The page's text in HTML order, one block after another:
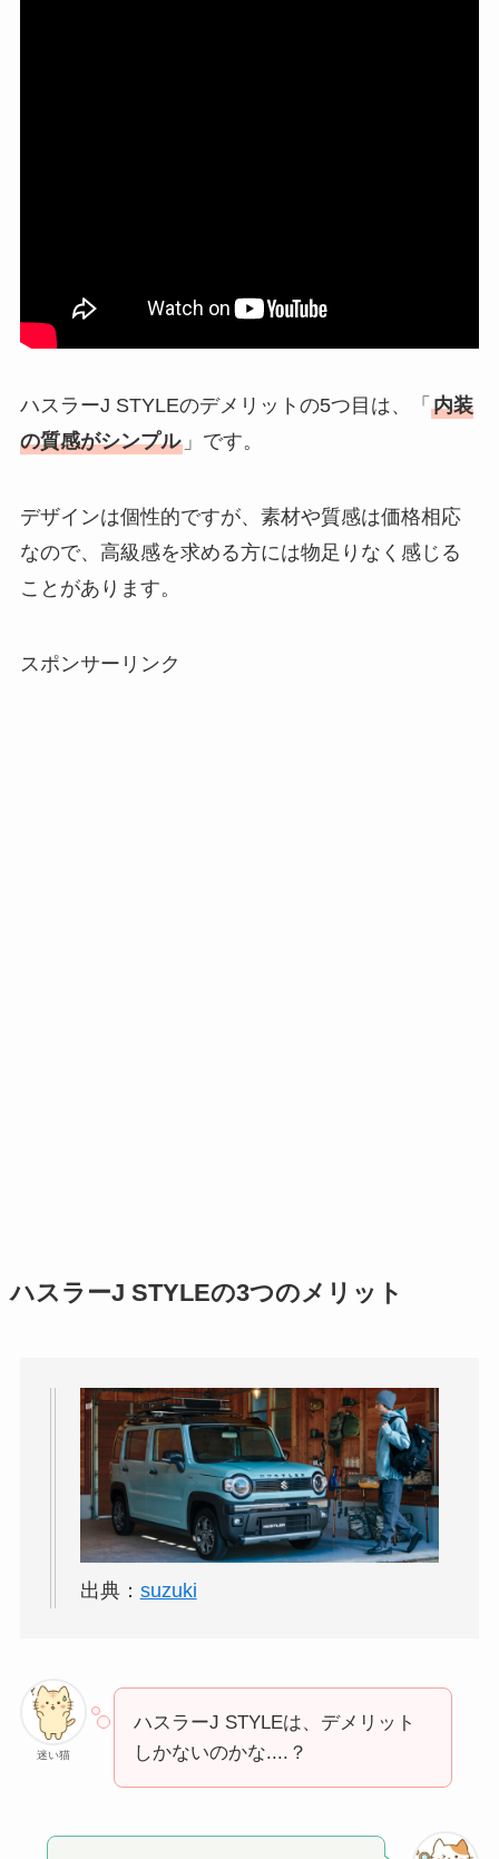
ハスラーJ STYLEのデメリットの5つ目は、「 内装
の質感がシンプル」です。
デザインは個性的ですが、素材や質感は価格相応
なので、高級感を求める方には物足りなく感じる
ことがあります。
スポンサーリンク
ハスラーJ STYLEの3つのメリット
出典： suzuki
迷い猫
ハスラーJ STYLEは、デメリット
しかないのかな....？